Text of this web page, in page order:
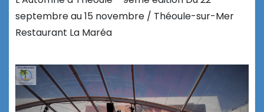
septembre au 15 novembre / Théoule-sur-Mer
Restaurant La Maréa